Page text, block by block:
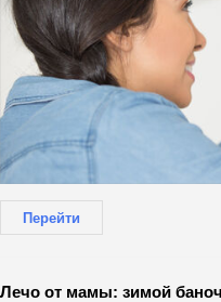
Перейти
Лечо от мамы: зимой